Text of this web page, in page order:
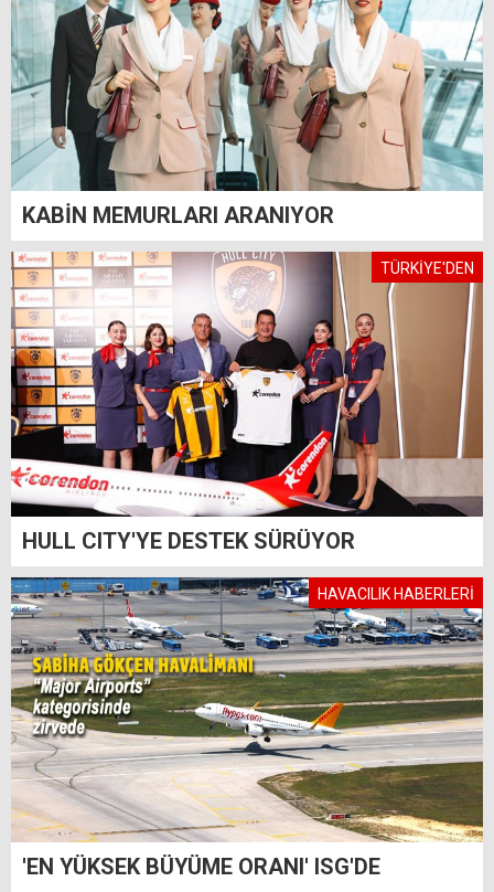
KABİN MEMURLARI ARANIYOR
TÜRKİYE'DEN
HULL CITY'YE DESTEK SÜRÜYOR
HAVACILIK HABERLERİ
'EN YÜKSEK BÜYÜME ORANI' ISG'DE